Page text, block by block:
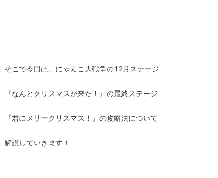
そこで今回は、にゃんこ大戦争の12月ステージ
『なんとクリスマスが来た！』の最終ステージ
『君にメリークリスマス！』の攻略法について
解説していきます！